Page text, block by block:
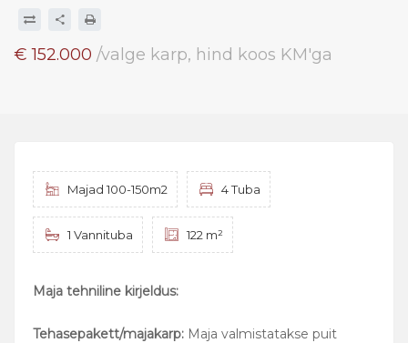
€ 152.000 /valge karp, hind koos KM'ga
Majad 100-150m2 4 Tuba
1 Vannituba 122 m²
Maja tehniline kirjeldus:
Tehasepakett/majakarp: Maja valmistatakse puit